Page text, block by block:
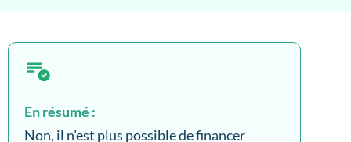
En résumé :
Non, il n’est plus possible de financer